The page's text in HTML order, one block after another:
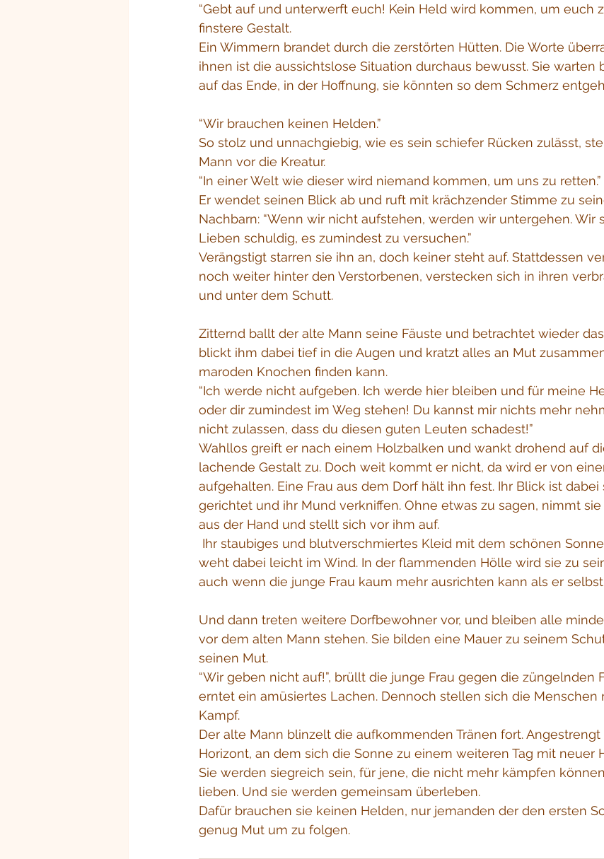
“Gebt auf und unterwerft euch! Kein Held wird kommen, um euch
finstere Gestalt.
Ein Wimmern brandet durch die zerstörten Hütten. Die Worte
ihnen ist die aussichtslose Situation durchaus bewusst. Sie warten
auf das Ende, in der Hoffnung, sie könnten so dem Schmerz
“Wir brauchen keinen Helden.”
So stolz und unnachgiebig, wie es sein schiefer Rücken zulässt,
Mann vor die Kreatur.
“In einer Welt wie dieser wird niemand kommen, um uns zu retten.”
Er wendet seinen Blick ab und ruft mit krächzender Stimme zu
Nachbarn: “Wenn wir nicht aufstehen, werden wir untergehen. Wir
Lieben schuldig, es zumindest zu versuchen.”
Verängstigt starren sie ihn an, doch keiner steht auf. Stattdessen
noch weiter hinter den Verstorbenen, verstecken sich in ihren
und unter dem Schutt.
Zitternd ballt der alte Mann seine Fäuste und betrachtet wieder
blickt ihm dabei tief in die Augen und kratzt alles an Mut
maroden Knochen finden kann.
“Ich werde nicht aufgeben. Ich werde hier bleiben und für meine
oder dir zumindest im Weg stehen! Du kannst mir nichts mehr
nicht zulassen, dass du diesen guten Leuten schadest!”
Wahllos greift er nach einem Holzbalken und wankt drohend auf
lachende Gestalt zu. Doch weit kommt er nicht, da wird er von
aufgehalten. Eine Frau aus dem Dorf hält ihn fest. Ihr Blick ist dabei
gerichtet und ihr Mund verkniffen. Ohne etwas zu sagen, nimmt
aus der Hand und stellt sich vor ihm auf.
weht dabei leicht im Wind. In der flammenden Hölle wird sie zu
auch wenn die junge Frau kaum mehr ausrichten kann als er
Und dann treten weitere Dorfbewohner vor, und bleiben alle
vor dem alten Mann stehen. Sie bilden eine Mauer zu seinem
seinen Mut.
“Wir geben nicht auf!”, brüllt die junge Frau gegen die züngelnden
erntet ein amüsiertes Lachen. Dennoch stellen sich die Menschen
Kampf.
Der alte Mann blinzelt die aufkommenden Tränen fort. Angestrengt
Horizont, an dem sich die Sonne zu einem weiteren Tag mit neuer
Sie werden siegreich sein, für jene, die nicht mehr kämpfen
lieben. Und sie werden gemeinsam überleben.
Dafür brauchen sie keinen Helden, nur jemanden der den ersten
genug Mut um zu folgen.